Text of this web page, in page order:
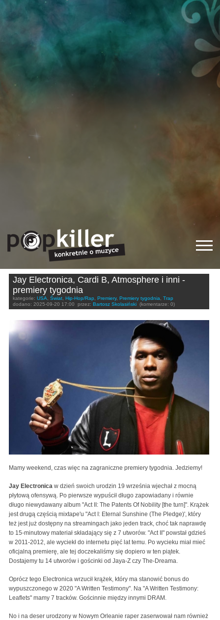
Jay Electronica, Cardi B, Atmosphere i inni -
premiery tygodnia
kategorie: USA, Świat, Hip-Hop/Rap, Premiery, Premiery tygodnia, Trap
dodano: 2025-09-20 17:00 przez: Bartosz Skolasiński (komentarze: 0)
Mamy weekend, czas więc na zagraniczne premiery tygodnia. Jedziemy!
Jay Electronica w dzień swoich urodzin 19 września wjechał z mocną
płytową ofensywą. Po pierwsze wypuścił długo zapowiadany i równie
długo niewydawany album "Act II: The Patents Of Nobility [the turn]". Krążek
jest drugą częścią mixtape'u "Act I: Eternal Sunshine (The Pledge)', który
też jest już dostępny na streamingach jako jeden track, choć tak naprawdę
to 15-minutowy materiał składający się z 7 utworów. "Act II" powstał gdzieś
w 2011-2012, ale wyciekł do internetu pięć lat temu. Po wycieku miał mieć
oficjalną premierę, ale tej doczekaliśmy się dopiero w ten piątek.
Dostajemy tu 14 utworów i gościnki od Jaya-Z czy The-Dreama.
Oprócz tego Electronica wrzucił krążek, który ma stanowić bonus do
wypuszczonego w 2020 "A Written Testimony". Na "A Written Testimony:
Leaflets" mamy 7 tracków. Gościnnie między innymi DRAM.
No i na deser urodzony w Nowym Orleanie raper zaserwował nam również